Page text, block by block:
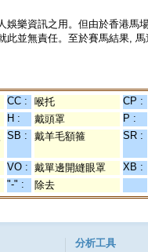
娛樂資訊之用。但由於香港
並無責任。至於賽馬結果, 馬
CC : 喉托 CP :
H : 戴頭罩 P :
SB : 戴羊毛額箍 SR :
VO : 戴單邊開縫眼罩 XB :
"-" : 除去
分析工具